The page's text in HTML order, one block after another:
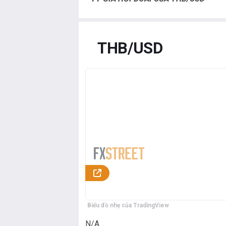
THB/USD
Biểu đồ nhẹ của TradingView
N/A